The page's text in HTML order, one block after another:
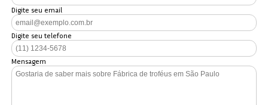
Digite seu email
Digite seu telefone
Mensagem